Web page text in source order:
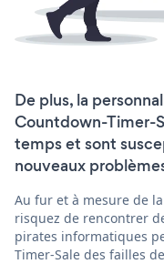
De plus, la
Countdown-Timer-
temps et sont
nouveaux
Au fur et à mesure de
risquez de rencontrer
pirates informatiques
Timer-Sale des failles